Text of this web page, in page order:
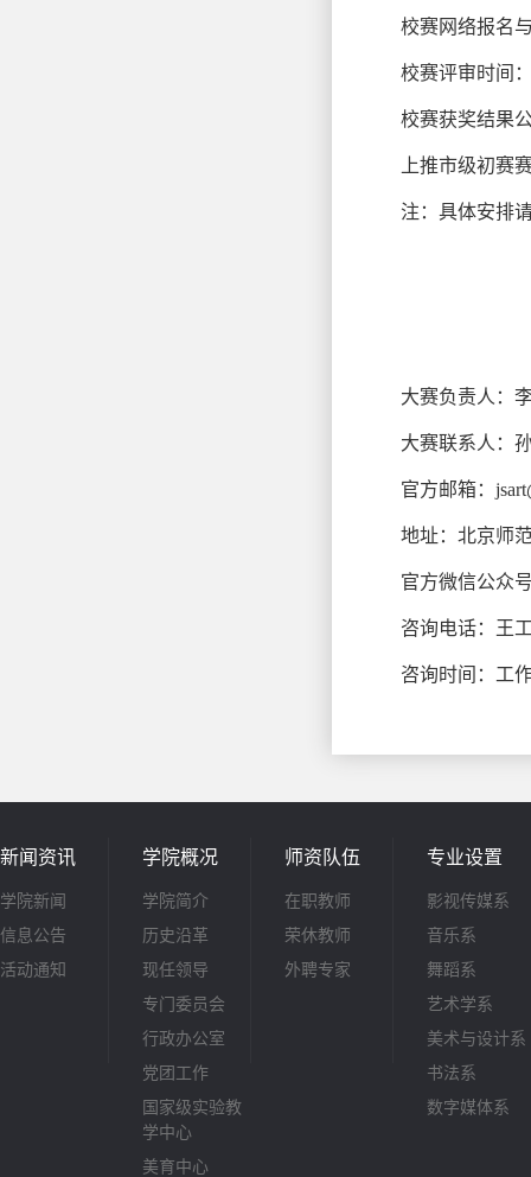
校赛网络报名
校赛评审时间
校赛获奖结果
上推市级初赛
注：具体安排
大赛负责人：
大赛联系人：
官方邮箱：
地址：北京师
官方微信公众
咨询电话：王
咨询时间：工
新闻资讯
学院新闻
信息公告
活动通知
学院概况
学院简介
历史沿革
现任领导
专门委员会
行政办公室
党团工作
国家级实验教
学中心
美育中心
师资队伍
在职教师
荣休教师
外聘专家
专业设置
影视传媒系
音乐系
舞蹈系
艺术学系
美术与设计系
书法系
数字媒体系